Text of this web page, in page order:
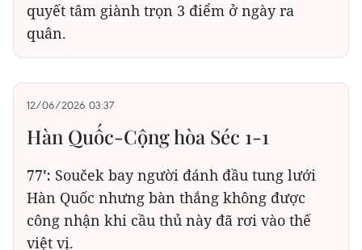
quyết tâm giành trọn 3 điểm ở ngày ra
quân.
12/06/2026 03:37
Hàn Quốc-Cộng hòa Séc 1-1
77': Souček bay người đánh đầu tung lưới
Hàn Quốc nhưng bàn thắng không được
công nhận khi cầu thủ này đã rơi vào thế
việt vị.